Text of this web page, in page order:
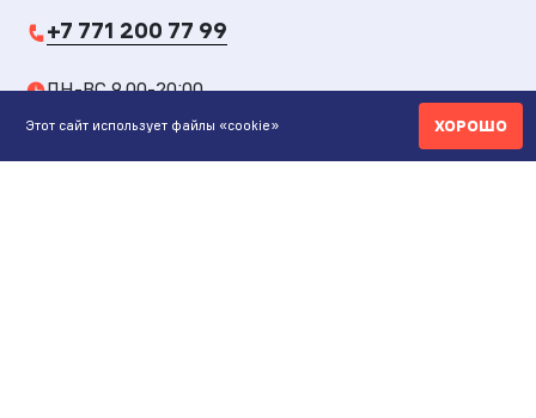
+7 771 200 77 99
ПН-ВС 9.00-20:00
shop@maunfeld.kz
Этот сайт использует файлы «cookie» ХОРОШО